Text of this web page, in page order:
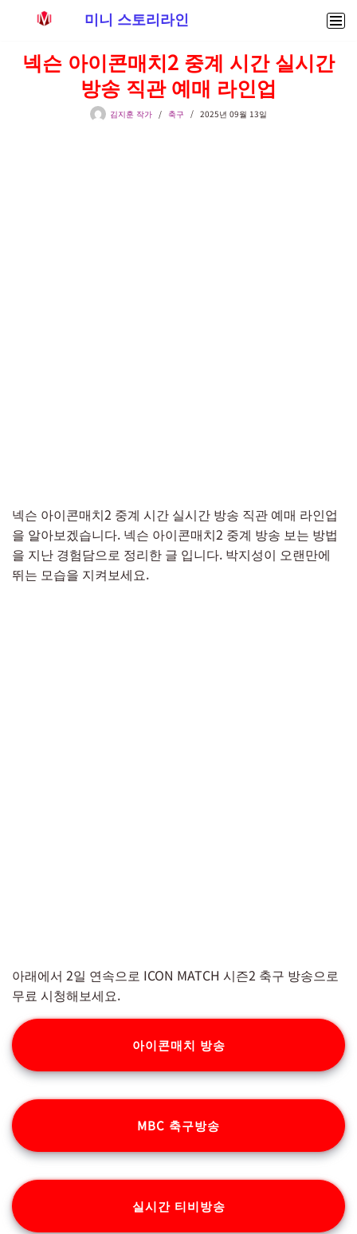
텐
미니 스토리라인
넥슨 아이콘매치2 중계 시간 실시간
방송 직관 예매 라인업
김지훈 작가 축구 2025년 09월 13일
넥슨 아이콘매치2 중계 시간 실시간 방송 직관 예매 라인업
을 알아보겠습니다. 넥슨 아이콘매치2 중계 방송 보는 방법
을 지난 경험담으로 정리한 글 입니다. 박지성이 오랜만에
뛰는 모습을 지켜보세요.
아래에서 2일 연속으로 ICON MATCH 시즌2 축구 방송으로
무료 시청해보세요.
아이콘매치 방송
MBC 축구방송
실시간 티비방송